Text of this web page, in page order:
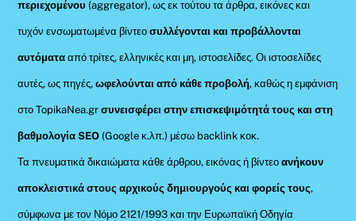
περιεχομένου (aggregator), ως εκ τούτου τα άρθρα, εικόνες και
τυχόν ενσωματωμένα βίντεοσυλλέγονται και προβάλλονται
αυτόματααπό τρίτες, ελληνικές και μη, ιστοσελίδες. Οι ιστοσελίδες
αυτές, ως πηγές,ωφελούνται από κάθε προβολή, καθώς η εμφάνιση
στο TopikaNea.gr συνεισφέρει στην επισκεψιμότητά τους και στη
βαθμολογία SEO (Google κ.λπ.) μέσω backlink κοκ.
Τα πνευματικά δικαιώματα κάθε άρθρου, εικόνας ή βίντεοανήκουν
αποκλειστικά στους αρχικούς δημιουργούς και φορείς τους,
σύμφωνα με τον Νόμο 2121/1993 και την Ευρωπαϊκή Οδηγία